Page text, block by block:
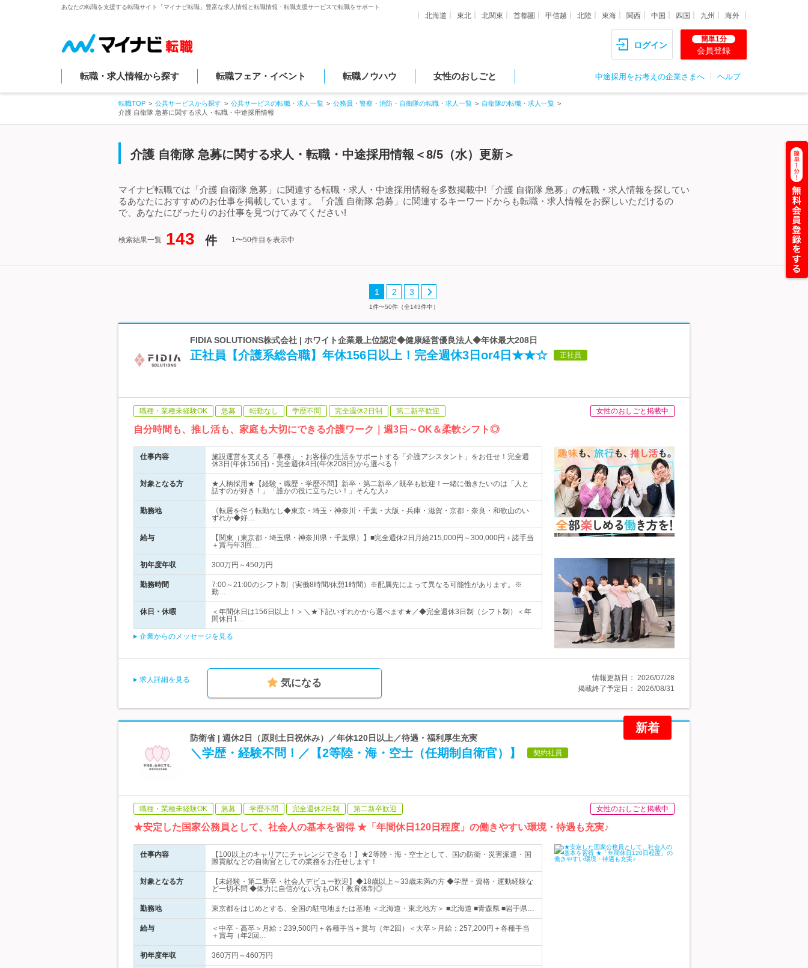
あなたの転職を支援する転職サイト「マイナビ転職」豊富な求人情報と転職情報・転職支援サービスで転職をサポート
北海道 東北 北関東 首都圏 甲信越 北陸 東海 関西 中国 四国 九州 海外
ログイン
簡単1分
会員登録
転職・求人情報から探す 転職フェア・イベント 転職ノウハウ 女性のおしごと 中途採用をお考えの企業さまへ ヘルプ
転職TOP 公共サービスから探す 公共サービスの転職・求人一覧 公務員・警察・消防・自衛隊の転職・求人一覧
自衛隊の転職・求人一覧
介護 自衛隊 急募に関する求人・転職・中途採用情報
介護 自衛隊 急募に関する求人・転職・中途採用情報＜8/5（水）更新＞
マイナビ転職では「介護 自衛隊 急募」に関連する転職・求人・中途採用情報を多数掲載中!「介護 自衛隊 急募」の転職・求人情報を探してい
るあなたにおすすめのお仕事を掲載しています。「介護 自衛隊 急募」に関連するキーワードからも転職・求人情報をお探しいただけるの
で、あなたにぴったりのお仕事を見つけてみてください!
検索結果一覧 143 件 1〜50件目を表示中
1 2 3
1件〜50件（全143件中）
FIDIA SOLUTIONS株式会社 | ホワイト企業最上位認定◆健康経営優良法人◆年休最大208日
正社員【介護系総合職】年休156日以上！完全週休3日or4日★★☆ 正社員
職種・業種未経験OK 急募 転勤なし 学歴不問 完全週休2日制 第二新卒歓迎 女性のおしごと掲載中
自分時間も、推し活も、家庭も大切にできる介護ワーク｜週3日～OK＆柔軟シフト◎
仕事内容
施設運営を支える「事務」・お客様の生活をサポートする「介護アシスタント」をお任せ！完全週
休3日(年休156日)・完全週休4日(年休208日)から選べる！
対象となる方
★人柄採用★【経験・職歴・学歴不問】新卒・第二新卒／既卒も歓迎！一緒に働きたいのは「人と
話すのが好き！」「誰かの役に立ちたい！」そんな人♪
勤務地
《転居を伴う転勤なし◆東京・埼玉・神奈川・千葉・大阪・兵庫・滋賀・京都・奈良・和歌山のい
ずれか◆好…
給与
【関東（東京都・埼玉県・神奈川県・千葉県）】■完全週休2日月給215,000円～300,000円＋諸手当
＋賞与年3回…
初年度年収 300万円～450万円
勤務時間
7:00～21:00のシフト制（実働8時間/休憩1時間）※配属先によって異なる可能性があります。※
勤…
休日・休暇
＜年間休日は156日以上！＞＼★下記いずれかから選べます★／◆完全週休3日制（シフト制）＜年
間休日1…
企業からのメッセージを見る
求人詳細を見る 気になる 情報更新日： 2026/07/28
掲載終了予定日： 2026/08/31
新着
防衛省 | 週休2日（原則土日祝休み）／年休120日以上／待遇・福利厚生充実
＼学歴・経験不問！／【2等陸・海・空士（任期制自衛官）】 契約社員
職種・業種未経験OK 急募 学歴不問 完全週休2日制 第二新卒歓迎 女性のおしごと掲載中
★安定した国家公務員として、社会人の基本を習得 ★「年間休日120日程度」の働きやすい環境・待遇も充実♪
仕事内容
【100以上のキャリアにチャレンジできる！】★2等陸・海・空士として、国の防衛・災害派遣・国
際貢献などの自衛官としての業務をお任せします！
対象となる方
【未経験・第二新卒・社会人デビュー歓迎】◆18歳以上～33歳未満の方 ◆学歴・資格・運動経験な
ど一切不問 ◆体力に自信がない方もOK！教育体制◎
勤務地 東京都をはじめとする、全国の駐屯地または基地 ＜北海道・東北地方＞ ■北海道 ■青森県 ■岩手県…
給与
＜中卒・高卒＞月給：239,500円＋各種手当＋賞与（年2回）＜大卒＞月給：257,200円＋各種手当
＋賞与（年2回…
初年度年収 360万円～460万円